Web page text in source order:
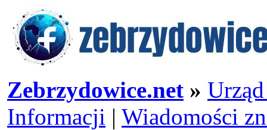
Zebrzydowice.net »
Informacji | Wiadomości